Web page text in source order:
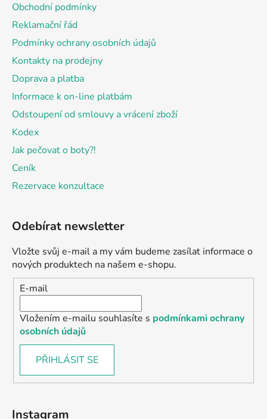
Obchodní podmínky
Reklamační řád
Podmínky ochrany osobních údajů
Kontakty na prodejny
Doprava a platba
Informace k on-line platbám
Odstoupení od smlouvy a vrácení zboží
Kodex
Jak pečovat o boty?!
Ceník
Rezervace konzultace
Odebírat newsletter
Vložte svůj e-mail a my vám budeme zasílat informace o
nových produktech na našem e-shopu.
E-mail
Vložením e-mailu souhlasíte s podmínkami ochrany
osobních údajů
PŘIHLÁSIT SE
Instagram